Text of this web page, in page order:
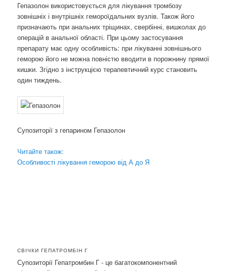
Гепазолон використовується для лікування тромбозу
зовнішніх і внутрішніх гемороїдальних вузлів. Також його
призначають при анальних тріщинах, свербінні, вишколах до
операцій в анальної області. При цьому застосування
препарату має одну особливість: при лікуванні зовнішнього
геморою його не можна повністю вводити в порожнину прямої
кишки. Згідно з інструкцією терапевтичний курс становить
один тиждень.
Супозиторії з гепарином Гепазолон
Читайте також:
Особливості лікування геморою від А до Я
СВІЧКИ ГЕПАТРОМБІН Г
Супозиторії Гепатромбин Г - це багатокомпонентний